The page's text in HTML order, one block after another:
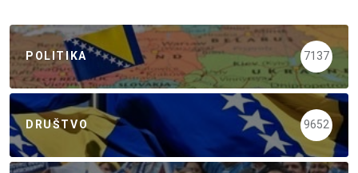
POLITIKA 7137
DRUŠTVO 9652